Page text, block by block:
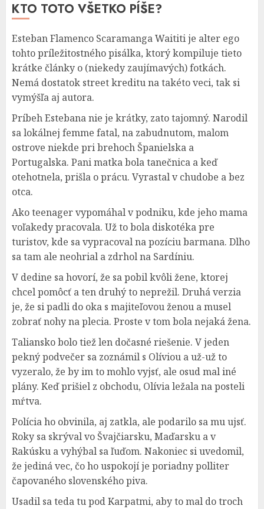
KTO TOTO VŠETKO PÍŠE?
Esteban Flamenco Scaramanga Waititi je alter ego
tohto príležitostného pisálka, ktorý kompiluje tieto
krátke články o (niekedy zaujímavých) fotkách.
Nemá dostatok street kreditu na takéto veci, tak si
vymýšľa aj autora.
Príbeh Estebana nie je krátky, zato tajomný. Narodil
sa lokálnej femme fatal, na zabudnutom, malom
ostrove niekde pri brehoch Španielska a
Portugalska. Pani matka bola tanečnica a keď
otehotnela, prišla o prácu. Vyrastal v chudobe a bez
otca.
Ako teenager vypomáhal v podniku, kde jeho mama
voľakedy pracovala. Už to bola diskotéka pre
turistov, kde sa vypracoval na pozíciu barmana. Dlho
sa tam ale neohrial a zdrhol na Sardíniu.
V dedine sa hovorí, že sa pobil kvôli žene, ktorej
chcel pomôcť a ten druhý to neprežil. Druhá verzia
je, že si padli do oka s majiteľovou ženou a musel
zobrať nohy na plecia. Proste v tom bola nejaká žena.
Taliansko bolo tiež len dočasné riešenie. V jeden
pekný podvečer sa zoznámil s Olíviou a už-už to
vyzeralo, že by im to mohlo vyjsť, ale osud mal iné
plány. Keď prišiel z obchodu, Olívia ležala na posteli
mŕtva.
Polícia ho obvinila, aj zatkla, ale podarilo sa mu ujsť.
Roky sa skrýval vo Švajčiarsku, Maďarsku a v
Rakúsku a vyhýbal sa ľuďom. Nakoniec si uvedomil,
že jediná vec, čo ho uspokojí je poriadny polliter
čapovaného slovenského piva.
Usadil sa teda tu pod Karpatmi, aby to mal do troch